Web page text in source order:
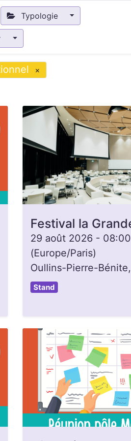
Typologie
×
29 août 2026 - 08:00
(Europe/Paris)
Oullins-Pierre-Bénite,
Stand